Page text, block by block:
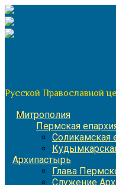
Перейти
к
содержимому
Русской Православной
Митрополия
Пермская
Соликамская
Архипастырь
Глава
Служение